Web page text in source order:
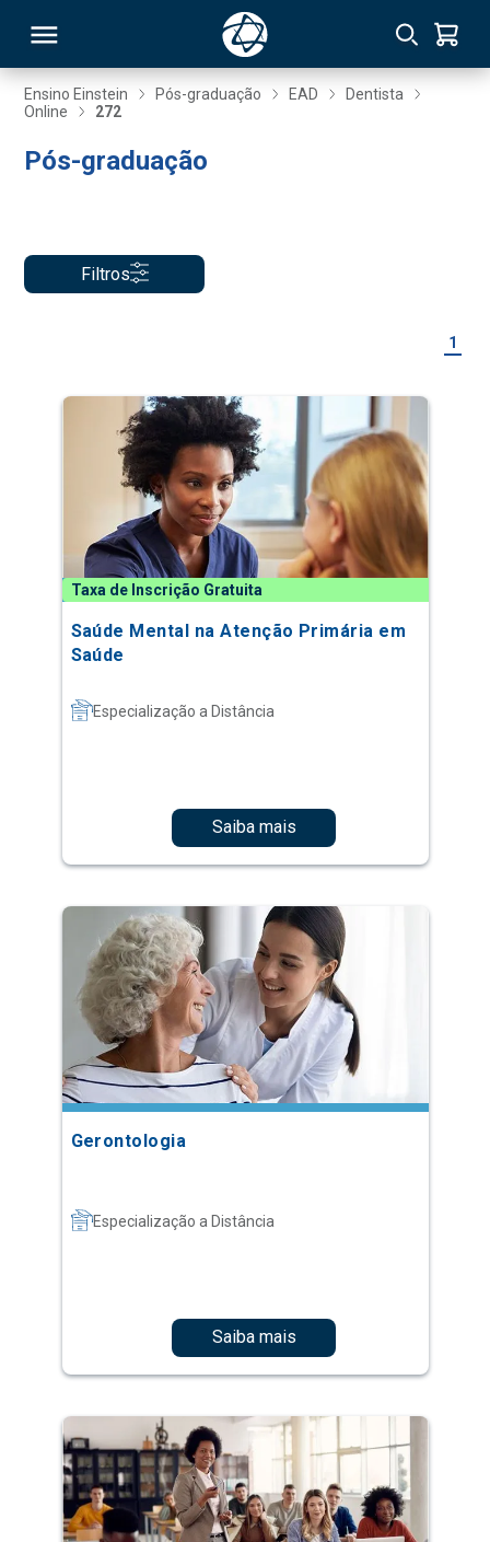
Ensino Einstein Pós-graduação EAD
Dentista
Online
272
Pós-graduação
Filtros
1
Taxa de Inscrição Gratuita
Saúde Mental na Atenção Primária em
Saúde
Especialização a Distância
Saiba mais
Gerontologia
Especialização a Distância
Saiba mais